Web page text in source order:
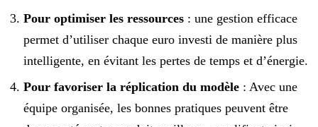
Pour optimiser les ressources : une gestion efficace
permet d’utiliser chaque euro investi de manière plus
intelligente, en évitant les pertes de temps et d’énergie.
Pour favoriser la réplication du modèle : Avec une
équipe organisée, les bonnes pratiques peuvent être